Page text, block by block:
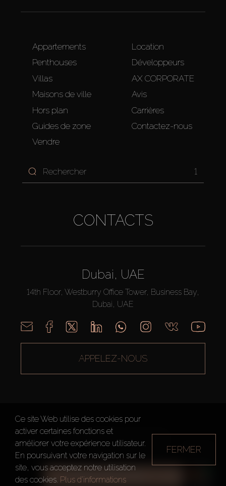
TOUS LES FILTRES
Appartements
Penthouses
Villas
Maisons de ville
Hors plan
Guides de zone
Vendre
Location
Développeurs
AX CORPORATE
Avis
Carrières
Contactez-nous
1
CONTACTS
Dubai, UAE
14th Floor, Westburry Office Tower, Business Bay,
Dubai, UAE
APPELEZ-NOUS
AX CAPITAL ©2026 Tous droits réservés
Conditions d'utilisation
Politique de confidentialité Plan du site
Ce site Web utilise des cookies pour
activer certaines fonctions et
améliorer votre expérience utilisateur.
En poursuivant votre navigation sur le
site, vous acceptez notre utilisation
des cookies. Plus d'informations
FERMER